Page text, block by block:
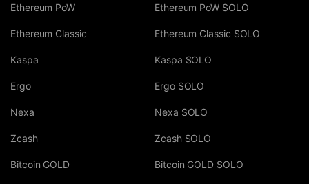
Ethereum PoW
Ethereum Classic
Kaspa
Ergo
Nexa
Zcash
Bitcoin GOLD
Ethereum PoW SOLO
Ethereum Classic SOLO
Kaspa SOLO
Ergo SOLO
Nexa SOLO
Zcash SOLO
Bitcoin GOLD SOLO